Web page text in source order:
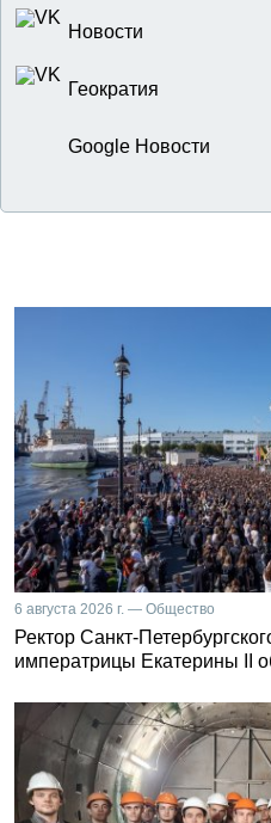
Новости
Геократия
Google Новости
6 августа 2026 г. — Общество
Ректор Санкт-
императрицы Екатерины II